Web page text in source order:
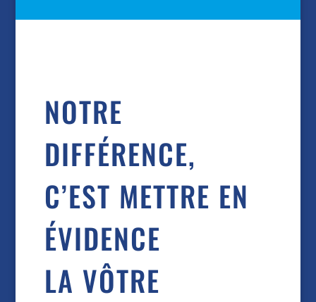
NOTRE
DIFFÉRENCE,
C’EST METTRE EN
ÉVIDENCE
LA VÔTRE